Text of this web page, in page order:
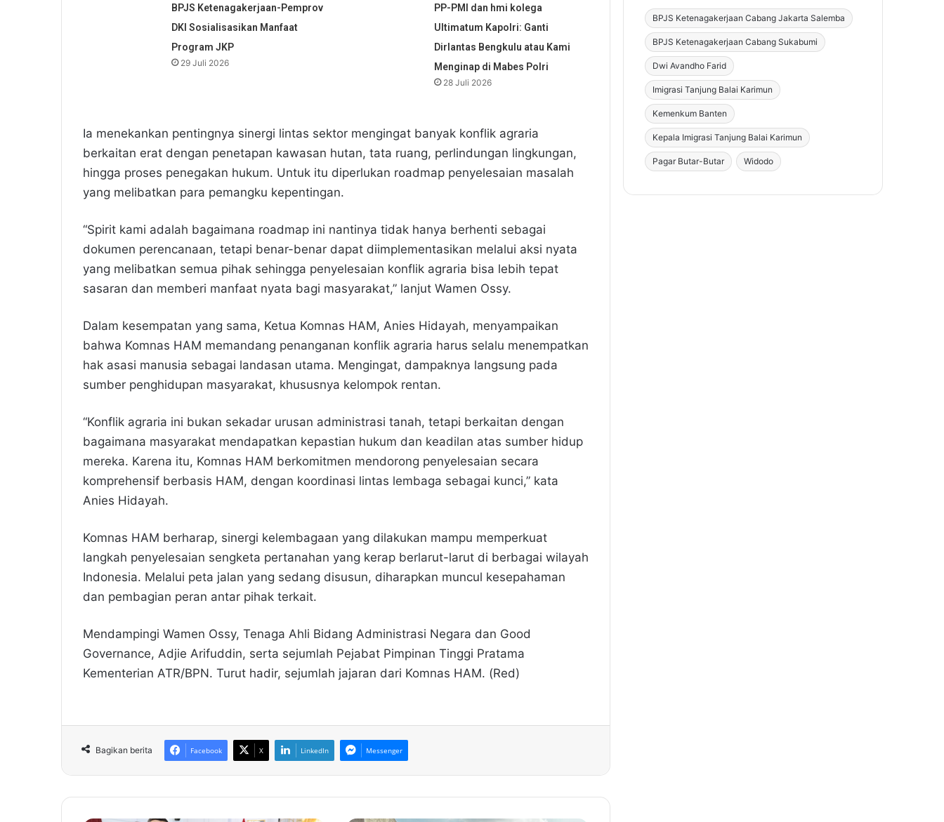
BPJS Ketenagakerjaan-Pemprov
DKI Sosialisasikan Manfaat
Program JKP
29 Juli 2026
PP-PMI dan hmi kolega
Ultimatum Kapolri: Ganti
Dirlantas Bengkulu atau Kami
Menginap di Mabes Polri
28 Juli 2026
Ia menekankan pentingnya sinergi lintas sektor mengingat banyak konflik agraria
berkaitan erat dengan penetapan kawasan hutan, tata ruang, perlindungan lingkungan,
hingga proses penegakan hukum. Untuk itu diperlukan roadmap penyelesaian masalah
yang melibatkan para pemangku kepentingan.
“Spirit kami adalah bagaimana roadmap ini nantinya tidak hanya berhenti sebagai
dokumen perencanaan, tetapi benar-benar dapat diimplementasikan melalui aksi nyata
yang melibatkan semua pihak sehingga penyelesaian konflik agraria bisa lebih tepat
sasaran dan memberi manfaat nyata bagi masyarakat,” lanjut Wamen Ossy.
Dalam kesempatan yang sama, Ketua Komnas HAM, Anies Hidayah, menyampaikan
bahwa Komnas HAM memandang penanganan konflik agraria harus selalu menempatkan
hak asasi manusia sebagai landasan utama. Mengingat, dampaknya langsung pada
sumber penghidupan masyarakat, khususnya kelompok rentan.
“Konflik agraria ini bukan sekadar urusan administrasi tanah, tetapi berkaitan dengan
bagaimana masyarakat mendapatkan kepastian hukum dan keadilan atas sumber hidup
mereka. Karena itu, Komnas HAM berkomitmen mendorong penyelesaian secara
komprehensif berbasis HAM, dengan koordinasi lintas lembaga sebagai kunci,” kata
Anies Hidayah.
Komnas HAM berharap, sinergi kelembagaan yang dilakukan mampu memperkuat
langkah penyelesaian sengketa pertanahan yang kerap berlarut-larut di berbagai wilayah
Indonesia. Melalui peta jalan yang sedang disusun, diharapkan muncul kesepahaman
dan pembagian peran antar pihak terkait.
Mendampingi Wamen Ossy, Tenaga Ahli Bidang Administrasi Negara dan Good
Governance, Adjie Arifuddin, serta sejumlah Pejabat Pimpinan Tinggi Pratama
Kementerian ATR/BPN. Turut hadir, sejumlah jajaran dari Komnas HAM. (Red)
Bagikan berita Facebook X LinkedIn Messenger
BPJS Ketenagakerjaan Cabang Jakarta Salemba
BPJS Ketenagakerjaan Cabang Sukabumi
Dwi Avandho Farid
Imigrasi Tanjung Balai Karimun
Kemenkum Banten
Kepala Imigrasi Tanjung Balai Karimun
Pagar Butar-Butar Widodo